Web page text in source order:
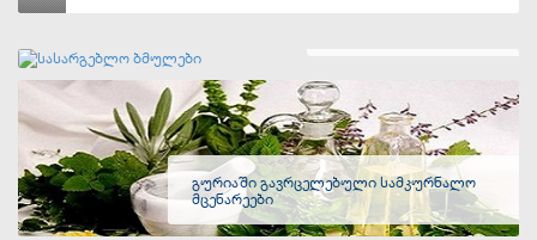
გურიაში გავრცელებული სამკურნალო
მცენარეები